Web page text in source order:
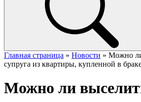
Главная страница » Новости » Можно
супруга из квартиры, купленной в
Можно ли